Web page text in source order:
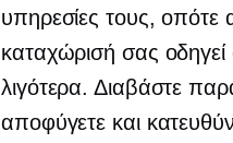
υπηρεσίες τους, οπότε
καταχώρισή σας οδηγεί
λιγότερα. Διαβάστε
αποφύγετε και